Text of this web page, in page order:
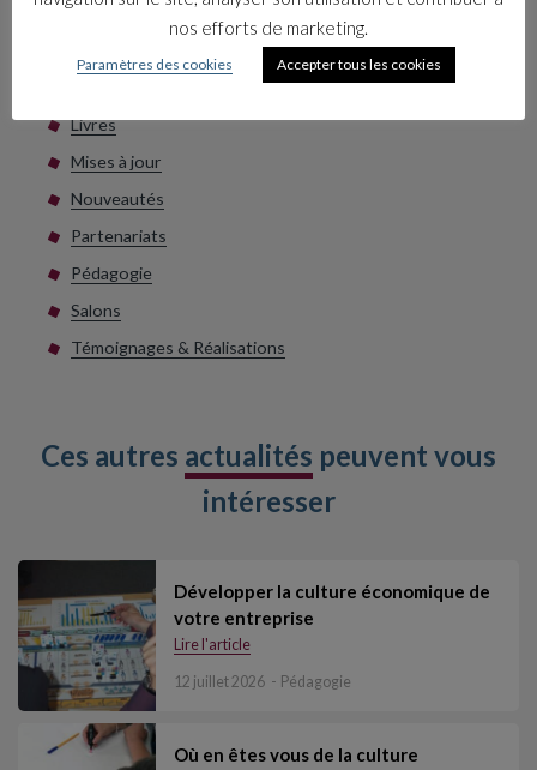
Livres
Mises à jour
Nouveautés
Partenariats
Pédagogie
Salons
Témoignages & Réalisations
Ces autres actualités peuvent vous
intéresser
Développer la culture économique de
votre entreprise
Lire l'article
12 juillet 2026 Pédagogie
Où en êtes vous de la culture
nos efforts de marketing.
Paramètres des cookies Accepter tous les cookies